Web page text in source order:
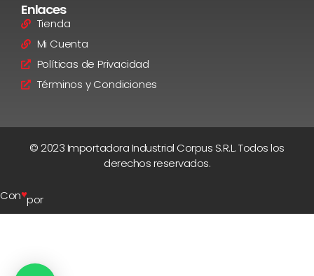
Enlaces
Tienda
Mi Cuenta
Políticas de Privacidad
Términos y Condiciones
© 2023 Importadora Industrial Corpus S.R.L. Todos los
derechos reservados.
Con♥por